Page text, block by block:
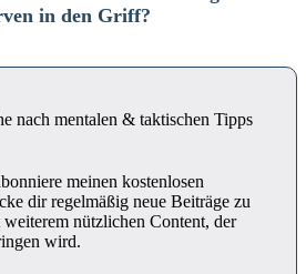
in den Griff?
nach mentalen & taktischen Tipps
meinen kostenlosen
dir regelmäßig neue Beiträge zu
nützlichen Content, der
wird.